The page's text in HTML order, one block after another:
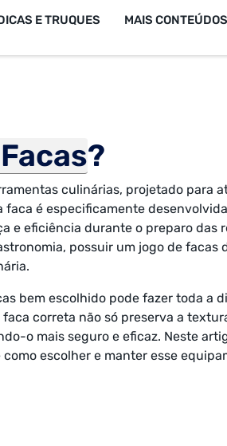
E TRUQUES MAIS CONTEÚDOS
?
culinárias, projetado para
é especificamente
e eficiência durante o preparo das
possuir um jogo de facas
bem escolhido pode fazer toda a
correta não só preserva a
o mais seguro e eficaz. Neste
escolher e manter esse